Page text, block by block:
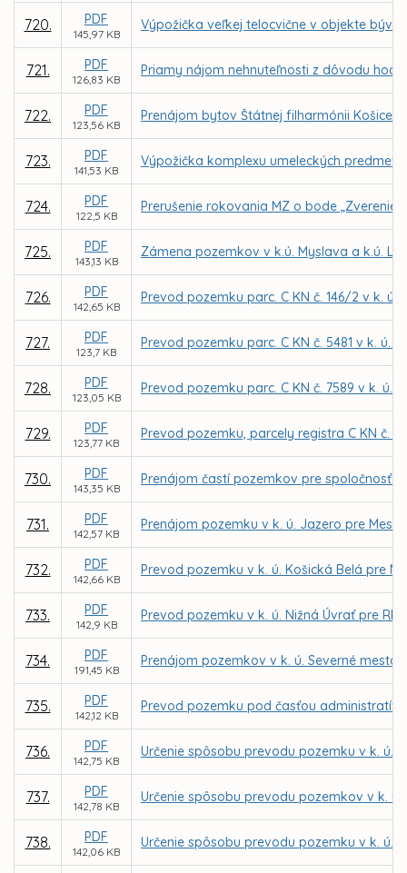
720. PDF
145,97 KB
Výpožička veľkej telocvične v objekte
721. PDF
126,83 KB
Priamy nájom nehnuteľnosti z dôvodu
722. PDF
123,56 KB
Prenájom bytov Štátnej filharmónii Košice
723. PDF
141,53 KB
Výpožička komplexu umeleckých
724. PDF
122,5 KB
Prerušenie rokovania MZ o bode
725. PDF
143,13 KB
Zámena pozemkov v k.ú. Myslava a k.ú.
726. PDF
142,65 KB
Prevod pozemku parc. C KN č. 146/2 v k.
727. PDF
123,7 KB
Prevod pozemku parc. C KN č. 5481 v k.
728. PDF
123,05 KB
Prevod pozemku parc. C KN č. 7589 v k.
729. PDF
123,77 KB
Prevod pozemku, parcely registra C KN č.
730. PDF
143,35 KB
Prenájom častí pozemkov pre spoločnosť
731. PDF
142,57 KB
Prenájom pozemku v k. ú. Jazero pre
732. PDF
142,66 KB
Prevod pozemku v k. ú. Košická Belá pre
733. PDF
142,9 KB
Prevod pozemku v k. ú. Nižná Úvrať pre
734. PDF
191,45 KB
Prenájom pozemkov v k. ú. Severné
735. PDF
142,12 KB
Prevod pozemku pod časťou
736. PDF
142,75 KB
Určenie spôsobu prevodu pozemku v k. ú.
737. PDF
142,78 KB
Určenie spôsobu prevodu pozemkov v k.
738. PDF
142,06 KB
Určenie spôsobu prevodu pozemku v k. ú.